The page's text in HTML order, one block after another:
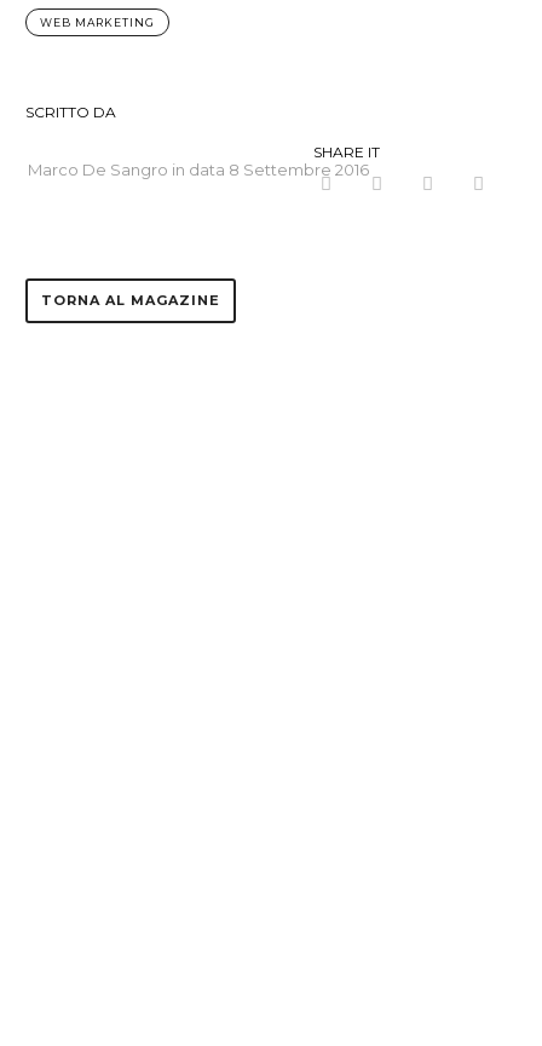
WEB MARKETING
SCRITTO DA
Marco De Sangro in data 8 Settembre 2016
SHARE IT
TORNA AL MAGAZINE